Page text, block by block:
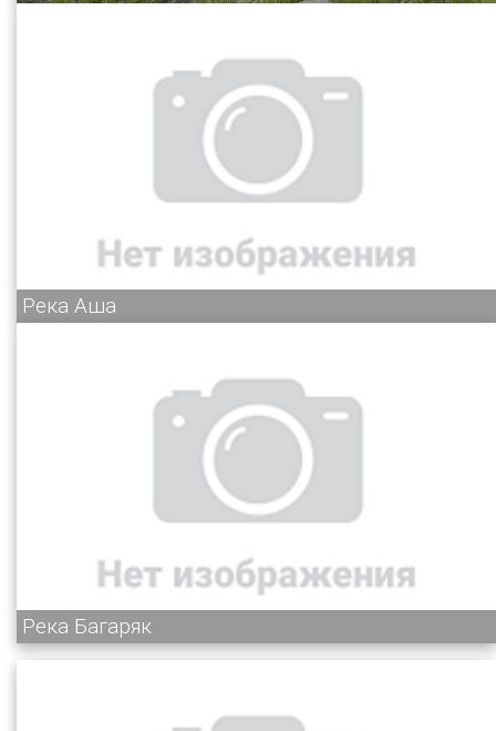
Река Аша
Река Багаряк